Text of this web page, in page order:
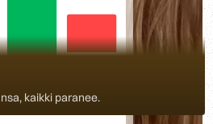
Optimaalinen ulkopuolella
kaikki paranee.